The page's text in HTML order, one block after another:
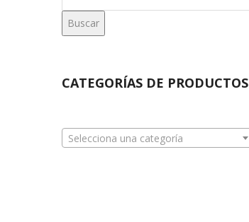
Buscar
CATEGORÍAS DE PRODUCTOS
Selecciona una categoría